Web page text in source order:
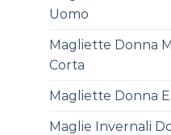
Uomo
Magliette Donna
Corta
Magliette Donna
Maglie Invernali